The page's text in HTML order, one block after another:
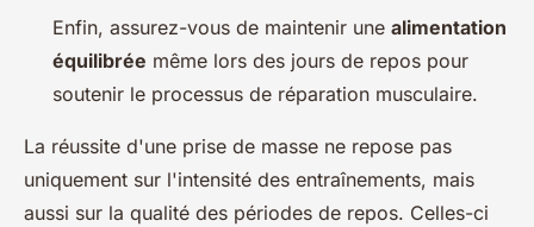
Enfin, assurez-vous de maintenir une alimentation
équilibrée même lors des jours de repos pour
soutenir le processus de réparation musculaire.
La réussite d'une prise de masse ne repose pas
uniquement sur l'intensité des entraînements, mais
aussi sur la qualité des périodes de repos. Celles-ci